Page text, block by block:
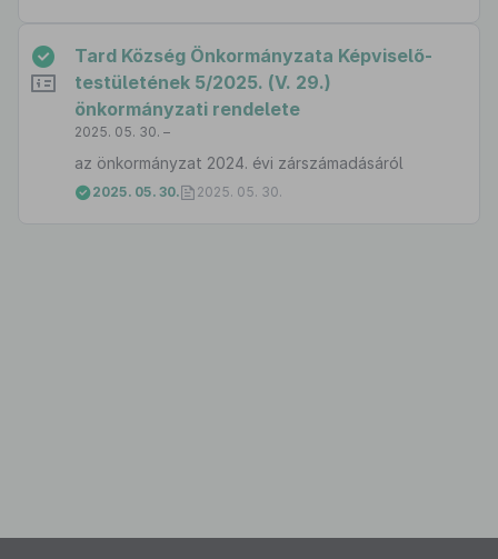
Tard Község Önkormányzata Képviselő-
testületének 5/2025. (V. 29.)
önkormányzati rendelete
2025. 05. 30. –
az önkormányzat 2024. évi zárszámadásáról
2025. 05. 30. 2025. 05. 30.